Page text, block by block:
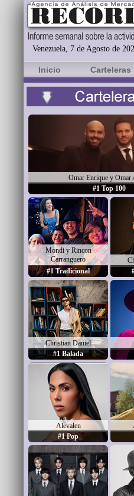
Venezuela, 7 de Agosto de
Inicio Carteleras
Omar Enrique y Omar
#1 Top 100
Mondi y Rincon
Carranguero
#1 Tradicional
Christian Daniel
#1 Balada
Alevalen
#1 Pop